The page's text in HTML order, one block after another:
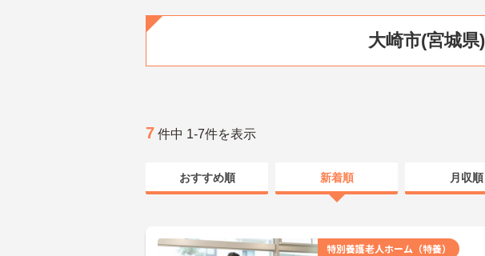
大崎市(宮城
7 件中 1-7件を表示
おすすめ順 新着順 月収順
特別養護老人ホーム（特養）